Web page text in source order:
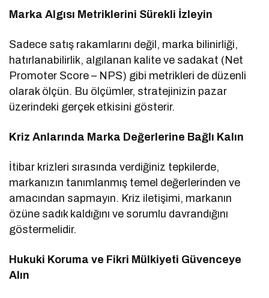
Marka Algısı Metriklerini Sürekli İzleyin
Sadece satış rakamlarını değil, marka bilinirliği,
hatırlanabilirlik, algılanan kalite ve sadakat (Net
Promoter Score – NPS) gibi metrikleri de düzenli
olarak ölçün. Bu ölçümler, stratejinizin pazar
üzerindeki gerçek etkisini gösterir.
Kriz Anlarında Marka Değerlerine Bağlı Kalın
İtibar krizleri sırasında verdiğiniz tepkilerde,
markanızın tanımlanmış temel değerlerinden ve
amacından sapmayın. Kriz iletişimi, markanın
özüne sadık kaldığını ve sorumlu davrandığını
göstermelidir.
Hukuki Koruma ve Fikri Mülkiyeti Güvenceye
Alın